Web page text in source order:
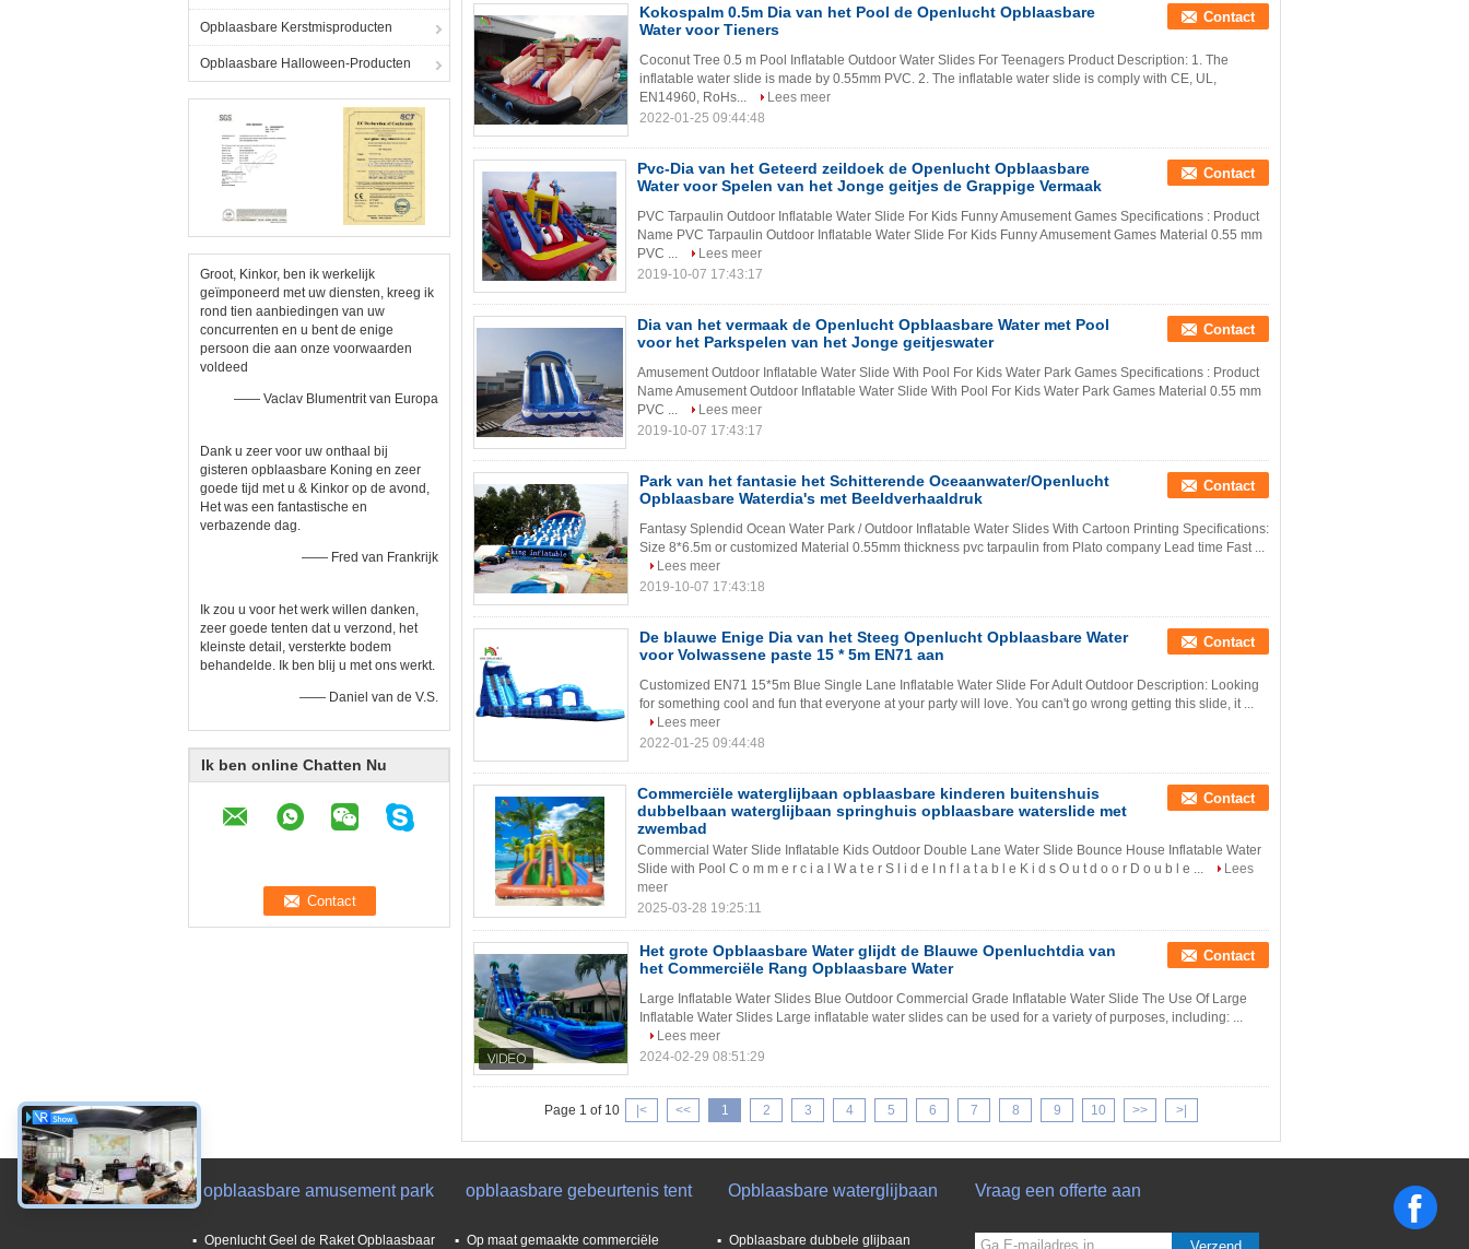
Opblaasbare Kerstmisproducten
Opblaasbare Halloween-Producten
Groot, Kinkor, ben ik werkelijk
geïmponeerd met uw diensten, kreeg ik
rond tien aanbiedingen van uw
concurrenten en u bent de enige
persoon die aan onze voorwaarden
voldeed
—— Vaclav Blumentrit van Europa
Dank u zeer voor uw onthaal bij
gisteren opblaasbare Koning en zeer
goede tijd met u & Kinkor op de avond,
Het was een fantastische en
verbazende dag.
—— Fred van Frankrijk
Ik zou u voor het werk willen danken,
zeer goede tenten dat u verzond, het
kleinste detail, versterkte bodem
behandelde. Ik ben blij u met ons werkt.
—— Daniel van de V.S.
Ik ben online Chatten Nu
Kokospalm 0.5m Dia van het Pool de Openlucht Opblaasbare
Water voor Tieners
Contact
Coconut Tree 0.5 m Pool Inflatable Outdoor Water Slides For Teenagers Product Description: 1. The
inflatable water slide is made by 0.55mm PVC. 2. The inflatable water slide is comply with CE, UL,
EN14960, RoHs...
Lees meer
2022-01-25 09:44:48
Pvc-Dia van het Geteerd zeildoek de Openlucht Opblaasbare
Water voor Spelen van het Jonge geitjes de Grappige Vermaak
Contact
PVC Tarpaulin Outdoor Inflatable Water Slide For Kids Funny Amusement Games Specifications : Product
Name PVC Tarpaulin Outdoor Inflatable Water Slide For Kids Funny Amusement Games Material 0.55 mm
PVC ...
Lees meer
2019-10-07 17:43:17
Dia van het vermaak de Openlucht Opblaasbare Water met Pool
voor het Parkspelen van het Jonge geitjeswater
Contact
Amusement Outdoor Inflatable Water Slide With Pool For Kids Water Park Games Specifications : Product
Name Amusement Outdoor Inflatable Water Slide With Pool For Kids Water Park Games Material 0.55 mm
PVC ...
Lees meer
2019-10-07 17:43:17
Park van het fantasie het Schitterende Oceaanwater/Openlucht
Opblaasbare Waterdia's met Beeldverhaaldruk
Contact
Fantasy Splendid Ocean Water Park / Outdoor Inflatable Water Slides With Cartoon Printing Specifications:
Size 8*6.5m or customized Material 0.55mm thickness pvc tarpaulin from Plato company Lead time Fast ...
Lees meer
2019-10-07 17:43:18
De blauwe Enige Dia van het Steeg Openlucht Opblaasbare Water
voor Volwassene paste 15 * 5m EN71 aan
Contact
Customized EN71 15*5m Blue Single Lane Inflatable Water Slide For Adult Outdoor Description: Looking
for something cool and fun that everyone at your party will love. You can't go wrong getting this slide, it ...
Lees meer
2022-01-25 09:44:48
Commerciële waterglijbaan opblaasbare kinderen buitenshuis
dubbelbaan waterglijbaan springhuis opblaasbare waterslide met
zwembad
Contact
Commercial Water Slide Inflatable Kids Outdoor Double Lane Water Slide Bounce House Inflatable Water
Slide with Pool C o m m e r c i a l W a t e r S l i d e I n f l a t a b l e K i d s O u t d o o r D o u b l e ...
Lees
meer
2025-03-28 19:25:11
Het grote Opblaasbare Water glijdt de Blauwe Openluchtdia van
het Commerciële Rang Opblaasbare Water
Contact
Large Inflatable Water Slides Blue Outdoor Commercial Grade Inflatable Water Slide The Use Of Large
Inflatable Water Slides Large inflatable water slides can be used for a variety of purposes, including: ...
Lees meer
2024-02-29 08:51:29
Page 1 of 10 |< << 1 2 3 4 5 6 7 8 9 10 >> >|
opblaasbare amusement park
Openlucht Geel de Raket Opblaasbaar
opblaasbare gebeurtenis tent
Op maat gemaakte commerciële
Opblaasbare waterglijbaan
Opblaasbare dubbele glijbaan
Vraag een offerte aan
Verzend